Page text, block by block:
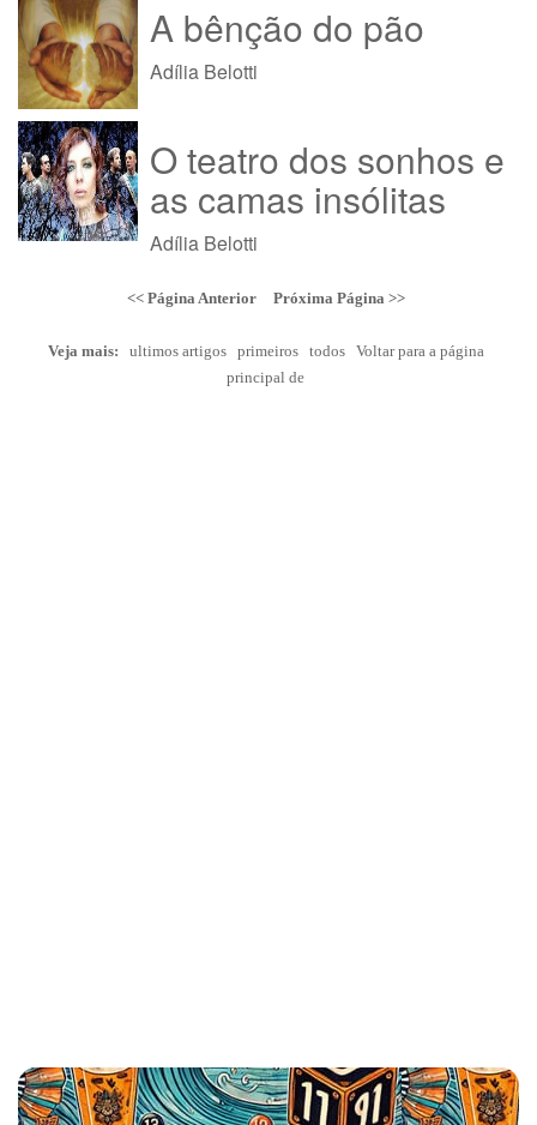
A bênção do pão
Adília Belotti
O teatro dos sonhos e
as camas insólitas
Adília Belotti
<< Página Anterior Próxima Página >>
Veja mais: ultimos artigos primeiros todos
Voltar para a página
principal de